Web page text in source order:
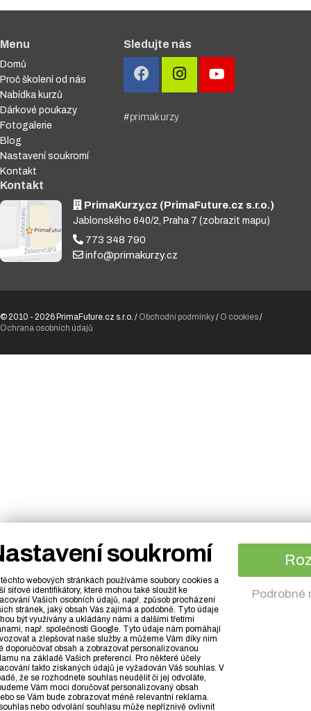
Menu
Domů
Proč školení od nás
Nabídka kurzů
Dárkové poukazy
Fotogalerie
Blog
Nastavení soukromí
Kontakt
Kontakt
PrimaKurzy.cz (PrimaFuture.cz s.r.o.)
Jablonského 640/2, Praha 7 (zobrazit mapu)
773 348 790
info@primakurzy.cz
Sledujte nás
#primakurzy
© 2010 - 2026 PrimaFuture.cz s.r.o. / Obchodní podmínky/ O cookies/
Ochrana osobních údajů
soukromí
webových stránkách používáme soubory cookies a
síťové identifikátory, které mohou také sloužit ke
Vašich osobních údajů, např. způsob procházení
stránek, jaký obsah Vás zajímá a podobně. Tyto údaje
být využívány a ukládány námi a dalšími třetími
např. společností Google. Tyto údaje nám pomáhají
a zlepšovat naše služby a můžeme Vám díky nim
doporučovat obsah a zobrazovat personalizovanou
na základě Vašich preferencí. Pro některé účely
takto získaných údajů je vyžadován Váš souhlas. V
že se rozhodnete souhlas neudělit či jej odvoláte,
Vám moci doručovat personalizovaný obsah
se Vám bude zobrazovat méně relevantní reklama.
nebo odvolání souhlasu může nepříznivě ovlivnit
Podrobné